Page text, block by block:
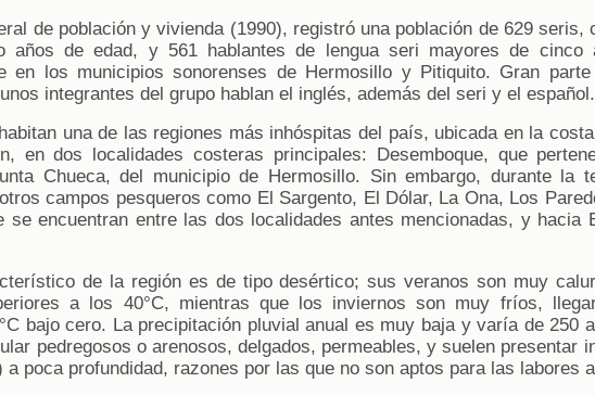
de población y vivienda (1990), registró una población de 629 seris,
años de edad, y 561 hablantes de lengua seri mayores de cinco
en los municipios sonorenses de Hermosillo y Pitiquito. Gran
integrantes del grupo hablan el inglés, además del seri y el español.
una de las regiones más inhóspitas del país, ubicada en la
en dos localidades costeras principales: Desemboque, que
Chueca, del municipio de Hermosillo. Sin embargo, durante la
campos pesqueros como El Sargento, El Dólar, La Ona, Los
se encuentran entre las dos localidades antes mencionadas, y hacia
de la región es de tipo desértico; sus veranos son muy
a los 40°C, mientras que los inviernos son muy fríos,
bajo cero. La precipitación pluvial anual es muy baja y varía de 250
pedregosos o arenosos, delgados, permeables, y suelen presentar
a poca profundidad, razones por las que no son aptos para las labores